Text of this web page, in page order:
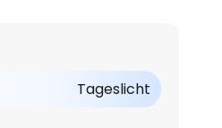
Tageslicht